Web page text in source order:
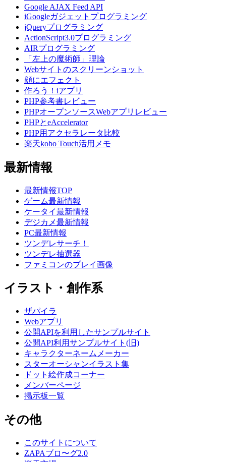
Google AJAX Feed API
iGoogleガジェットプログラミング
jQueryプログラミング
ActionScript3.0プログラミング
AIRプログラミング
「左上の魔術師」理論
Webサイトのスクリーンショット
顔にエフェクト
作ろう！iアプリ
PHP参考書レビュー
PHPオープンソースWebアプリレビュー
PHPとeAccelerator
PHP用アクセラレータ比較
楽天kobo Touch活用メモ
最新情報
最新情報TOP
ゲーム最新情報
ケータイ最新情報
デジカメ最新情報
PC最新情報
ツンデレサーチ！
ツンデレ抽選器
ファミコンのプレイ画像
イラスト・創作系
ザパイラ
Webアプリ
公開APIを利用したサンプルサイト
公開API利用サンプルサイト(旧)
キャラクターネームメーカー
スターオーシャンイラスト集
ドット絵作成コーナー
メンバーページ
掲示板一覧
その他
このサイトについて
ZAPAブロ〜グ2.0